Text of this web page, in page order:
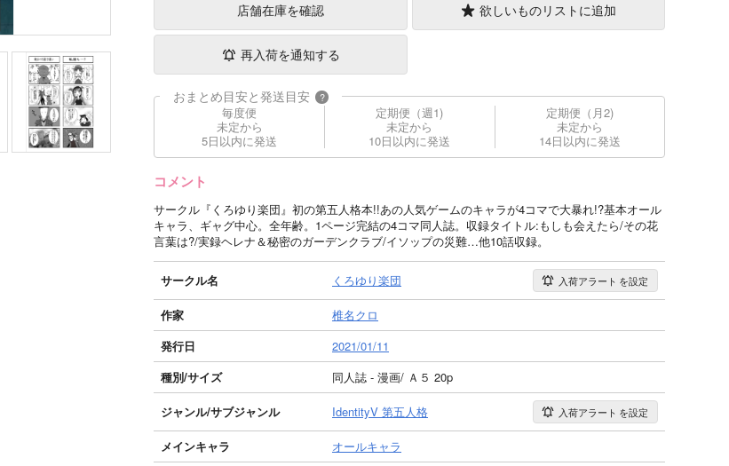
店舗在庫を確認 欲しいものリストに追加
再入荷を通知する
おまとめ目安と発送目安 ?
毎度便
未定から
5日以内に発送
定期便（週1)
未定から
10日以内に発送
定期便（月2)
未定から
14日以内に発送
コメント
サークル『くろゆり楽団』初の第五人格本!!あの人気ゲームのキャラが4コマで大暴れ!?基本オール
キャラ、ギャグ中心。全年齢。1ページ完結の4コマ同人誌。収録タイトル:もしも会えたら/その花
言葉は?/実録ヘレナ＆秘密のガーデンクラブ/イソップの災難…他10話収録。
サークル名 くろゆり楽団 入荷アラート を設定
作家
椎名クロ
発行日
2021/01/11
種別/サイズ
同人誌 - 漫画/ Ａ５ 20p
ジャンル/サブジャンル IdentityV 第五人格 入荷アラート を設定
メインキャラ
オールキャラ